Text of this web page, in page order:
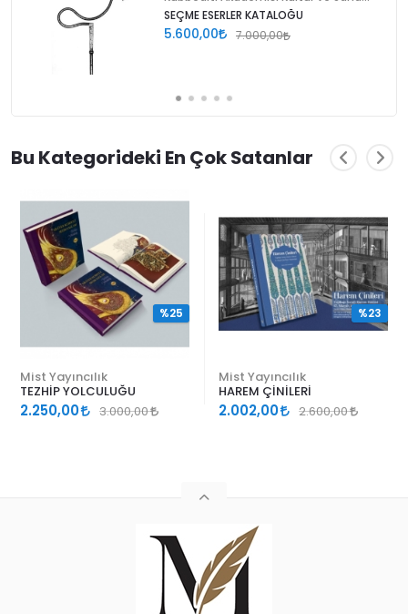
SEÇME ESERLER KATALOĞU
5.600,00 7.000,00
Bu Kategorideki En Çok Satanlar
Mist Yayıncılık
TEZHİP YOLCULUĞU
2.250,00 3.000,00
%25
Mist Yayıncılık
HAREM ÇİNİLERİ
2.002,00 2.600,00
%23